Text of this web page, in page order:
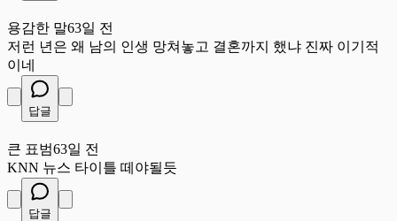
용감한 말63일 전
저런 년은 왜 남의 인생 망쳐놓고 결혼까지 했냐 진짜 이기적
이네
답글
큰 표범63일 전
KNN 뉴스 타이틀 떼야될듯
답글